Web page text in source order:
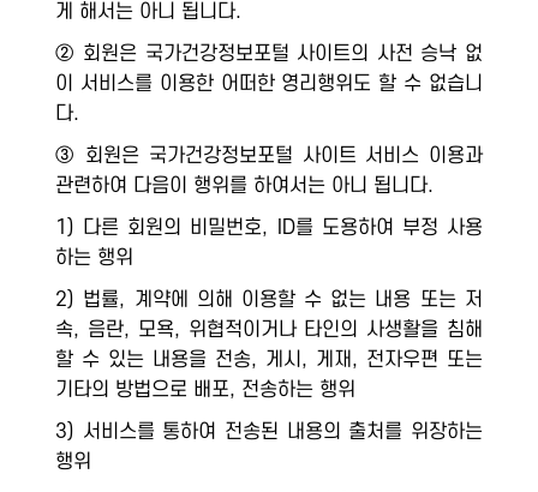
게 해서는 아니 됩니다.
② 회원은 국가건강정보포털 사이트의 사전 승낙 없
이 서비스를 이용한 어떠한 영리행위도 할 수 없습니
다.
③ 회원은 국가건강정보포털 사이트 서비스 이용과
관련하여 다음이 행위를 하여서는 아니 됩니다.
1) 다른 회원의 비밀번호, ID를 도용하여 부정 사용
하는 행위
2) 법률, 계약에 의해 이용할 수 없는 내용 또는 저
속, 음란, 모욕, 위협적이거나 타인의 사생활을 침해
할 수 있는 내용을 전송, 게시, 게재, 전자우편 또는
기타의 방법으로 배포, 전송하는 행위
3) 서비스를 통하여 전송된 내용의 출처를 위장하는
행위